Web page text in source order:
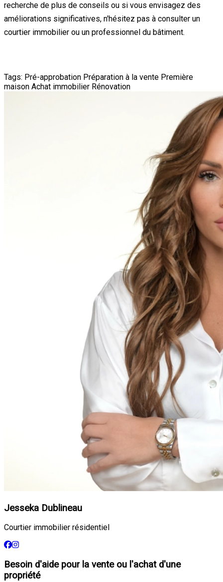
recherche de plus de conseils ou si vous envisagez des
améliorations significatives, n'hésitez pas à consulter un
courtier immobilier ou un professionnel du bâtiment.
Tags: Pré-approbation Préparation à la vente Première
maison Achat immobilier Rénovation
Jesseka Dublineau
Courtier immobilier résidentiel
Besoin d'aide pour la vente ou l'achat d'une
propriété